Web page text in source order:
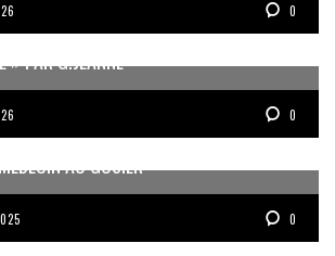
0
FORT ET RESPONSABLE FACE AUX
» PAR G.JEANNE
0
AU GOSIER
0